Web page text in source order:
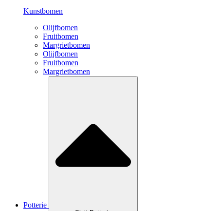
Kunstbomen
Olijfbomen
Fruitbomen
Margrietbomen
Olijfbomen
Fruitbomen
Margrietbomen
Potterie